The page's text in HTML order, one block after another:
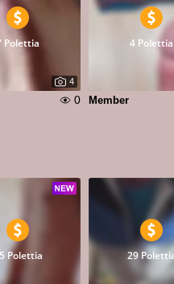
Polettia
4
0
4 Polettia
Member
Polettia 29